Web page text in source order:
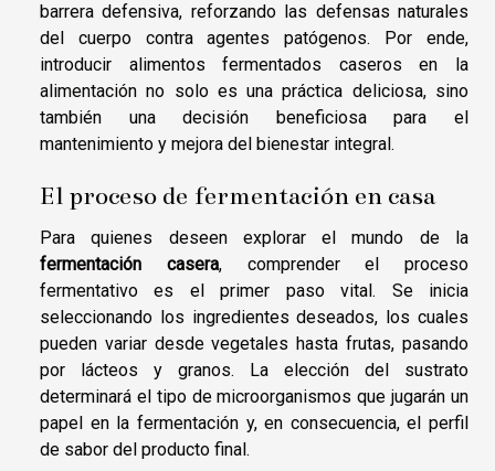
barrera defensiva, reforzando las defensas naturales
del cuerpo contra agentes patógenos. Por ende,
introducir alimentos fermentados caseros en la
alimentación no solo es una práctica deliciosa, sino
también una decisión beneficiosa para el
mantenimiento y mejora del bienestar integral.
El proceso de fermentación en casa
Para quienes deseen explorar el mundo de la
fermentación casera, comprender el proceso
fermentativo es el primer paso vital. Se inicia
seleccionando los ingredientes deseados, los cuales
pueden variar desde vegetales hasta frutas, pasando
por lácteos y granos. La elección del sustrato
determinará el tipo de microorganismos que jugarán un
papel en la fermentación y, en consecuencia, el perfil
de sabor del producto final.